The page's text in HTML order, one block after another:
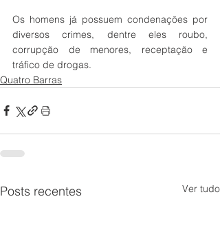
Os homens já possuem condenações por
diversos crimes, dentre eles roubo,
corrupção de menores, receptação e
tráfico de drogas.
Quatro Barras
Posts recentes Ver tudo